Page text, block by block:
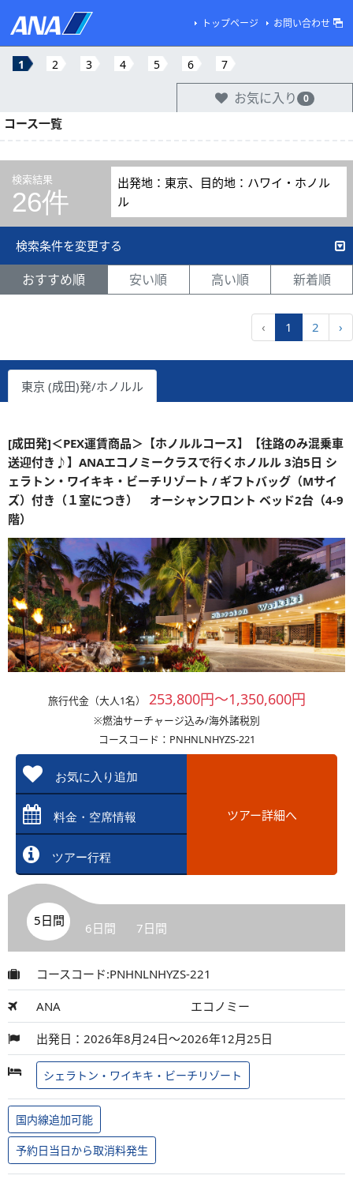
トップページ お問い合わせ
1 2 3 4 5 6 7
お気に入り 0
コース一覧
検索結果
26件
出発地：東京、目的地：ハワイ・ホノル
ル
検索条件を変更する
おすすめ順 安い順 高い順 新着順
‹ 1 2 ›
東京 (成田)発/ホノルル
[成田発]＜PEX運賃商品＞【ホノルルコース】【往路のみ混乗車
送迎付き♪】ANAエコノミークラスで行くホノルル 3泊5日 シ
ェラトン・ワイキキ・ビーチリゾート / ギフトバッグ（Mサイ
ズ）付き（１室につき） オーシャンフロント ベッド2台（4-9
階）
旅行代金（大人1名） 253,800円～1,350,600円
※燃油サーチャージ込み/海外諸税別
コースコード：PNHNLNHYZS-221
お気に入り追加
料金・空席情報
ツアー行程
ツアー詳細へ
5日間 6日間 7日間
コースコード:PNHNLNHYZS-221
ANA エコノミー
出発日：2026年8月24日～2026年12月25日
シェラトン・ワイキキ・ビーチリゾート
国内線追加可能
予約日当日から取消料発生